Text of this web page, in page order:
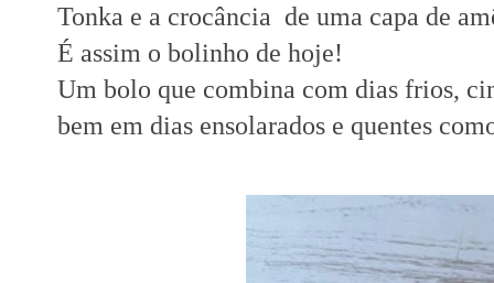
Tonka e a crocância de uma capa de
É assim o bolinho de hoje!
Um bolo que combina com dias frios,
bem em dias ensolarados e quentes